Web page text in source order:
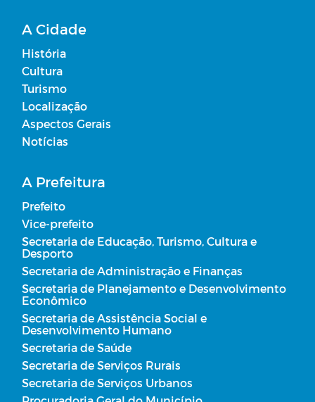
A Cidade
História
Cultura
Turismo
Localização
Aspectos Gerais
Notícias
A Prefeitura
Prefeito
Vice-prefeito
Secretaria de Educação, Turismo, Cultura e
Desporto
Secretaria de Administração e Finanças
Secretaria de Planejamento e Desenvolvimento
Econômico
Secretaria de Assistência Social e
Desenvolvimento Humano
Secretaria de Saúde
Secretaria de Serviços Rurais
Secretaria de Serviços Urbanos